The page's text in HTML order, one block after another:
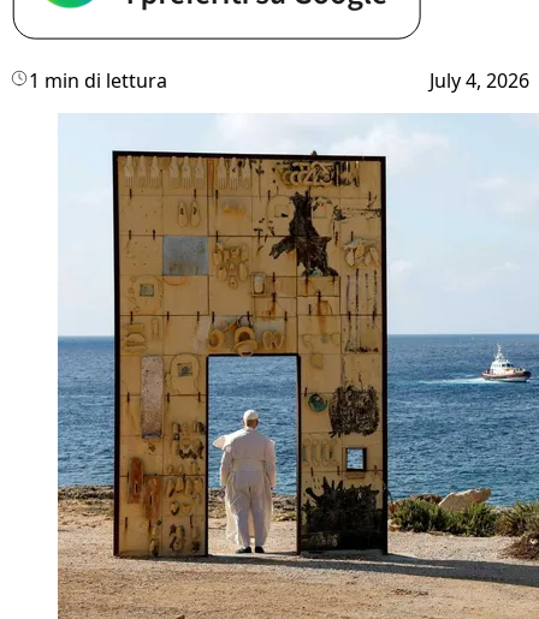
1 min di lettura July 4, 2026